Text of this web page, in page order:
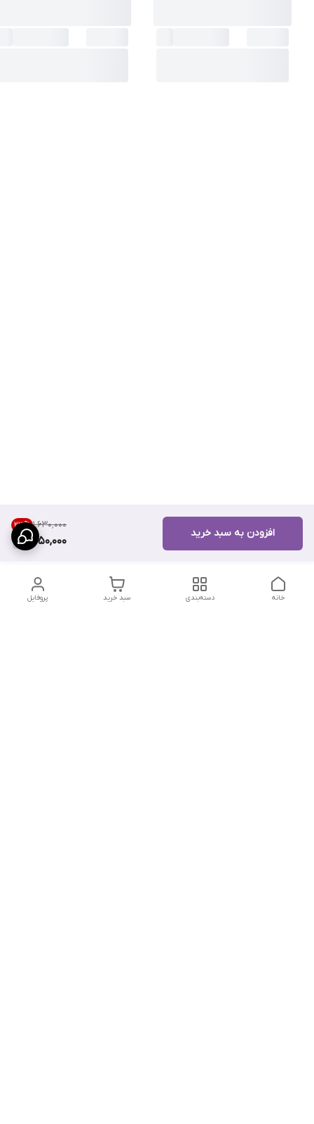
۱٬۶۳۰٬۰۰۰ 23%
1,250,000
افزودن به سبد خرید
پروفایل سبد خرید دسته‌بندی خانه